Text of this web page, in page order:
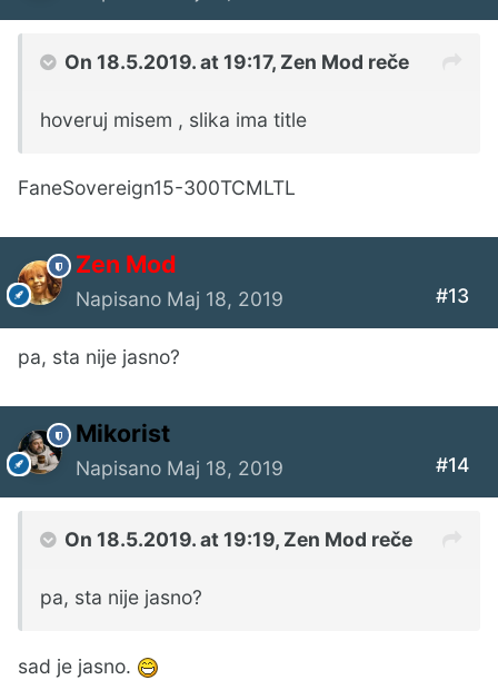
On 18.5.2019. at 19:17, Zen Mod reče
hoveruj misem , slika ima title
FaneSovereign15-300TCMLTL
Zen Mod
Napisano Maj 18, 2019 #13
pa, sta nije jasno?
Mikorist
Napisano Maj 18, 2019 #14
On 18.5.2019. at 19:19, Zen Mod reče
pa, sta nije jasno?
sad je jasno.